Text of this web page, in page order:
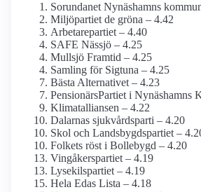
Sorundanet Nynäshamns
Miljöpartiet de gröna – 4.42
Arbetarepartiet – 4.40
SAFE Nässjö – 4.25
Mullsjö Framtid – 4.25
Samling för Sigtuna – 4.25
Bästa Alternativet – 4.23
PensionärsPartiet i Nynäshamns
Klimatalliansen – 4.22
Dalarnas sjukvårdsparti – 4.20
Skol och Landsbygdspartiet –
Folkets röst i Bollebygd – 4.20
Vingåkerspartiet – 4.19
Lysekilspartiet – 4.19
Hela Edas Lista – 4.18